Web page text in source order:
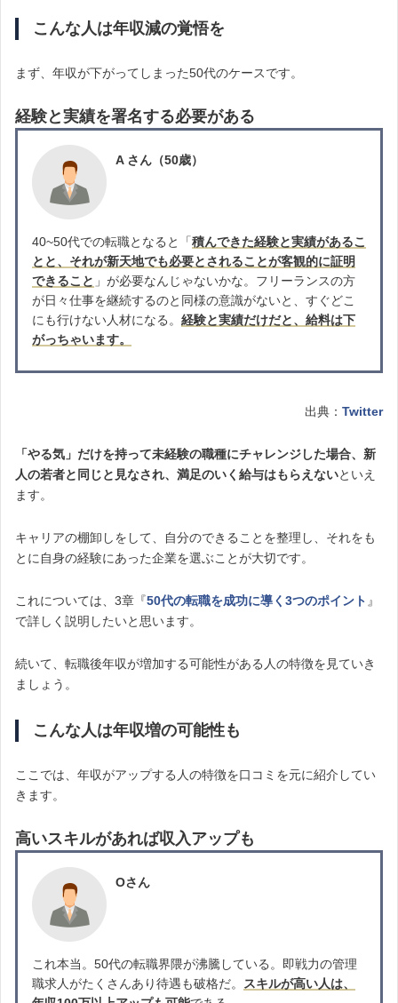
こんな人は年収減の覚悟を
まず、年収が下がってしまった50代のケースです。
経験と実績を署名する必要がある
A さん（50歳）
40~50代での転職となると「積んできた経験と実績があるこ
とと、それが新天地でも必要とされることが客観的に証明
できること 」が必要なんじゃないかな。フリーランスの方
が日々仕事を継続するのと同様の意識がないと、すぐどこ
にも行けない人材になる。 経験と実績だけだと、給料は下
がっちゃいます。
出典： Twitter
「やる気」だけを持って未経験の職種にチャレンジした場合、新
人の若者と同じと見なされ、満足のいく給与はもらえないといえ
ます。
キャリアの棚卸しをして、自分のできることを整理し、それをも
とに自身の経験にあった企業を選ぶことが大切です。
これについては、3章『50代の転職を成功に導く3つのポイント 』
で詳しく説明したいと思います。
続いて、転職後年収が増加する可能性がある人の特徴を見ていき
ましょう。
こんな人は年収増の可能性も
ここでは、年収がアップする人の特徴を口コミを元に紹介してい
きます。
高いスキルがあれば収入アップも
Oさん
これ本当。50代の転職界隈が沸騰している。即戦力の管理
職求人がたくさんあり待遇も破格だ。
スキルが高い人は、